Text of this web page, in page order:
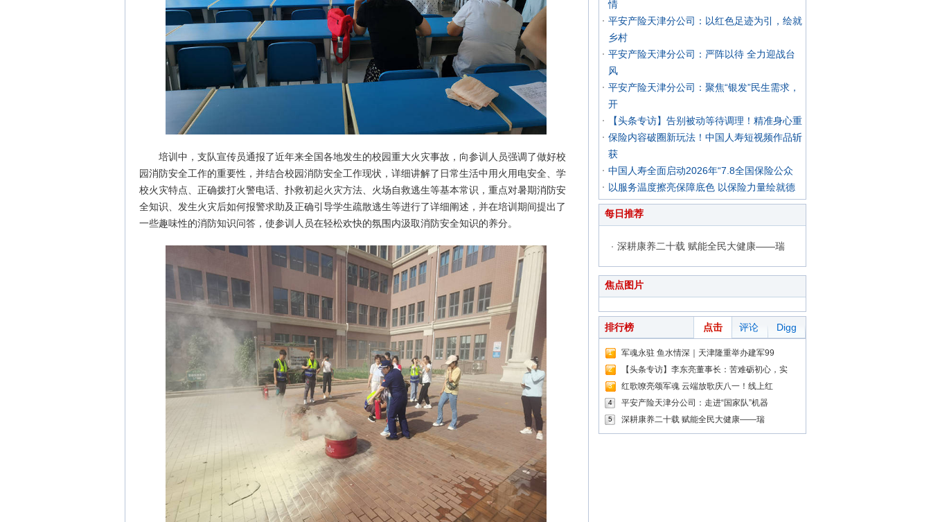
培训中，支队宣传员通报了近年来全国各地发生的校园重大火灾事故，向参训人员强调了做好校
园消防安全工作的重要性，并结合校园消防安全工作现状，详细讲解了日常生活中用火用电安全、学
校火灾特点、正确拨打火警电话、扑救初起火灾方法、火场自救逃生等基本常识，重点对暑期消防安
全知识、发生火灾后如何报警求助及正确引导学生疏散逃生等进行了详细阐述，并在培训期间提出了
一些趣味性的消防知识问答，使参训人员在轻松欢快的氛围内汲取消防安全知识的养分。
情
平安产险天津分公司：以红色足迹为引，绘就
乡村
平安产险天津分公司：严阵以待 全力迎战台
风
平安产险天津分公司：聚焦“银发”民生需求，
开
【头条专访】告别被动等待调理！精准身心重
保险内容破圈新玩法！中国人寿短视频作品斩
获
中国人寿全面启动2026年“7.8全国保险公众
以服务温度擦亮保障底色 以保险力量绘就德
每日推荐
深耕康养二十载 赋能全民大健康——瑞
焦点图片
排行榜 点击 评论 Digg
1 军魂永驻 鱼水情深｜天津隆重举办建军99
2 【头条专访】李东亮董事长：苦难砺初心，实
3 红歌嘹亮颂军魂 云端放歌庆八一！线上红
4 平安产险天津分公司：走进“国家队”机器
5 深耕康养二十载 赋能全民大健康——瑞